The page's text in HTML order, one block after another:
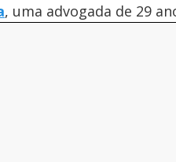
, uma advogada de 29